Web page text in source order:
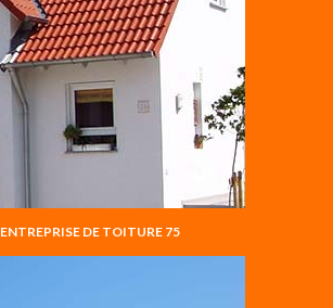
ENTREPRISE DE TOITURE 75